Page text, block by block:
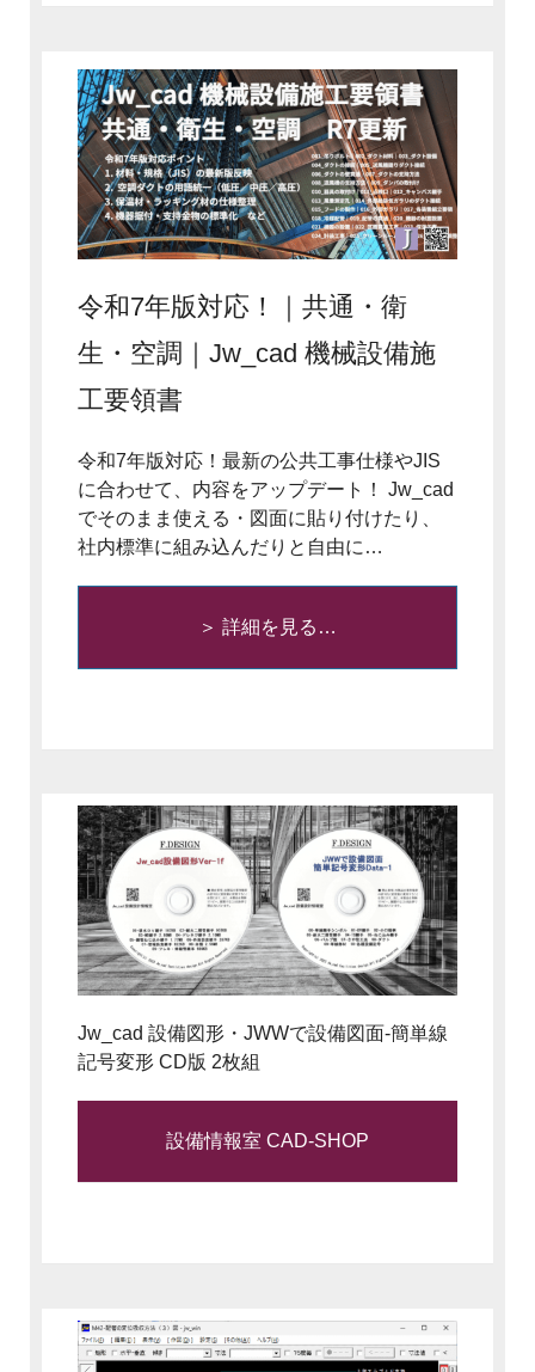
令和7年版対応！｜共通・衛
生・空調｜Jw_cad 機械設備施
工要領書
令和7年版対応！最新の公共工事仕様やJIS
に合わせて、内容をアップデート！ Jw_cad
でそのまま使える・図面に貼り付けたり、
社内標準に組み込んだりと自由に…
＞ 詳細を見る…
Jw_cad 設備図形・JWWで設備図面-簡単線
記号変形 CD版 2枚組
設備情報室 CAD-SHOP